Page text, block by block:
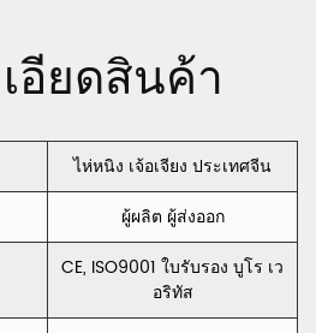
Holland Velvet
กำมะหยี่ฝรั่งเศส
CC002
อียดสินค้า
ไห่หนิง เจ้อเจียง ประเทศจีน
ผู้ผลิต ผู้ส่งออก
CE, ISO9001 ใบรับรอง บูโร เว
อริทัส